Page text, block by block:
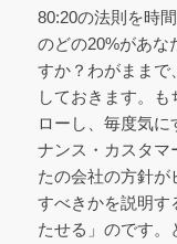
80:20の法則を時
のどの20%があな
すか？わがままで
しておきます。
ローし、毎度気
ナンス・カスタマ
たの会社の方針が
すべきかを説明す
たせる」のです。